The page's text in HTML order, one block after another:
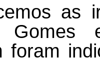
as
Gomes
foram